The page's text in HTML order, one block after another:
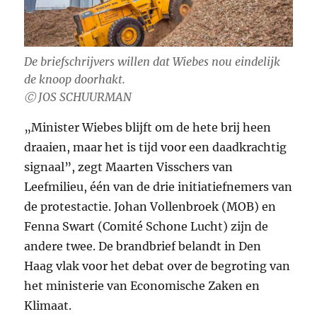
De briefschrijvers willen dat Wiebes nou eindelijk
de knoop doorhakt.
Ⓒ JOS SCHUURMAN
„Minister Wiebes blijft om de hete brij heen
draaien, maar het is tijd voor een daadkrachtig
signaal”, zegt Maarten Visschers van
Leefmilieu, één van de drie initiatiefnemers van
de protestactie. Johan Vollenbroek (MOB) en
Fenna Swart (Comité Schone Lucht) zijn de
andere twee. De brandbrief belandt in Den
Haag vlak voor het debat over de begroting van
het ministerie van Economische Zaken en
Klimaat.